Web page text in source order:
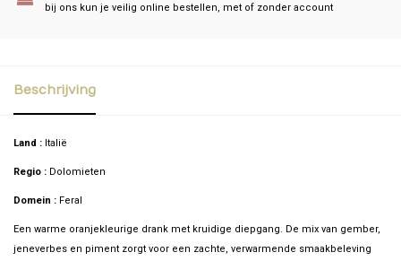
bij ons kun je veilig online bestellen, met of zonder account
Beschrijving
Land : Italië
Regio : Dolomieten
Domein : Feral
Een warme oranjekleurige drank met kruidige diepgang. De mix van gember,
jeneverbes en piment zorgt voor een zachte, verwarmende smaakbeleving